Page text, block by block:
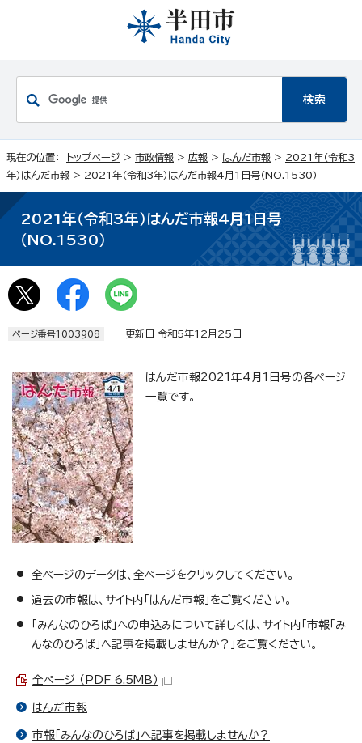
現在の位置： トップページ > 市政情報 > 広報 > はんだ市報 > 2021年（令和3
年）はんだ市報 > 2021年（令和3年）はんだ市報4月1日号（NO.1530）
2021年（令和3年）はんだ市報4月1日号
（NO.1530）
ページ番号1003908 更新日 令和5年12月25日
はんだ市報2021年4月1日号の各ページ
一覧です。
全ページのデータは、全ページをクリックしてください。
過去の市報は、サイト内「はんだ市報」をご覧ください。
「みんなのひろば」への申込みについて詳しくは、サイト内「市報「み
んなのひろば」へ記事を掲載しませんか？」をご覧ください。
全ページ （PDF 6.5MB）
はんだ市報
市報「みんなのひろば」へ記事を掲載しませんか？